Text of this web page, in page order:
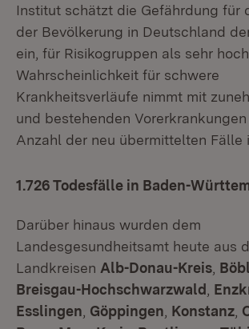
Institut schätzt die Gefährdung für
der Bevölkerung in Deutschland
ein, für Risikogruppen als sehr
Wahrscheinlichkeit für schwere
Krankheitsverläufe nimmt mit
und bestehenden Vorerkrankungen
Anzahl der neu übermittelten Fälle
1.726 Todesfälle in Baden-
Darüber hinaus wurden dem
Landesgesundheitsamt heute aus
Landkreisen Alb-Donau-Kreis
Breisgau-Hochschwarzwald
Esslingen Göppingen Konstanz